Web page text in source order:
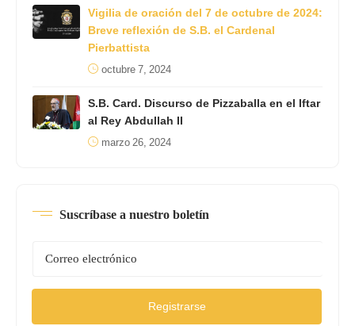
Vigilia de oración del 7 de octubre de 2024:
Breve reflexión de S.B. el Cardenal
Pierbattista
octubre 7, 2024
S.B. Card. Discurso de Pizzaballa en el Iftar
al Rey Abdullah II
marzo 26, 2024
Suscríbase a nuestro boletín
Registrarse